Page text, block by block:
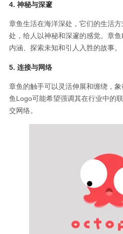
4. 神秘与深邃
章鱼生活在海洋深处，它们的生活
处，给人以神秘和深邃的感觉。章
内涵、探索未知和引人入胜的故事。
5. 连接与网络
章鱼的触手可以灵活伸展和缠绕，
鱼Logo可能希望强调其在行业中的
交网络。